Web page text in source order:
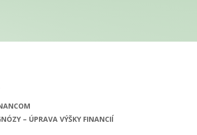
– ÚPRAVA VÝŠKY FINANCIÍ